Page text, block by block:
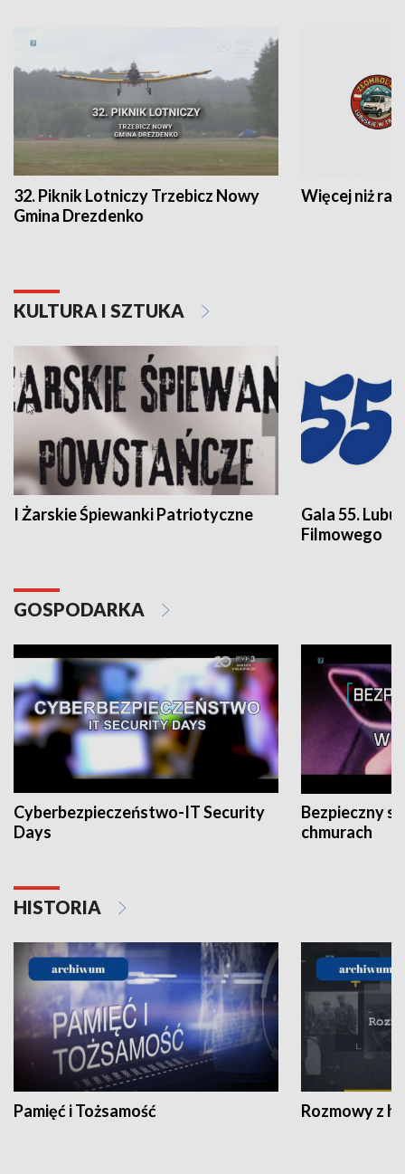
32. Piknik Lotniczy Trzebicz Nowy
Gmina Drezdenko
Więcej niż rajd
KULTURA I SZTUKA
I Żarskie Śpiewanki Patriotyczne
Gala 55.
Filmowego
GOSPODARKA
Cyberbezpieczeństwo-IT Security
Days
Bezpieczny
chmurach
HISTORIA
Pamięć i Tożsamość Rozmowy z